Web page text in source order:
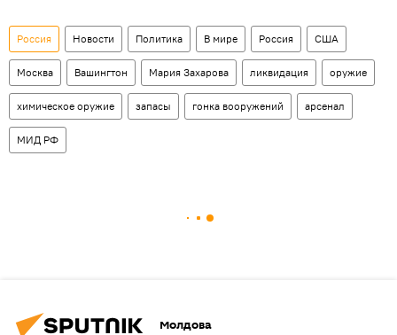
Россия Новости Политика В мире Россия США
Москва Вашингтон Мария Захарова ликвидация оружие
химическое оружие запасы гонка вооружений арсенал
МИД РФ
Молдова